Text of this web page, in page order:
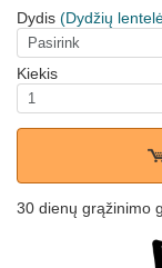
Dydis (Dydžių
Kiekis
30 dienų grąžinimo